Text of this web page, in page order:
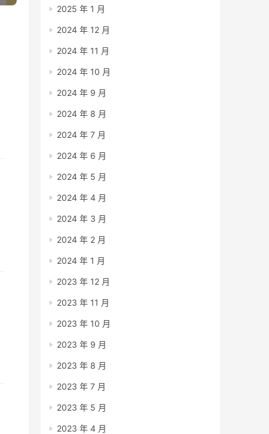
2025 年 1 月
2024 年 12 月
2024 年 11 月
2024 年 10 月
2024 年 9 月
2024 年 8 月
2024 年 7 月
2024 年 6 月
2024 年 5 月
2024 年 4 月
2024 年 3 月
2024 年 2 月
2024 年 1 月
2023 年 12 月
2023 年 11 月
2023 年 10 月
2023 年 9 月
2023 年 8 月
2023 年 7 月
2023 年 5 月
2023 年 4 月